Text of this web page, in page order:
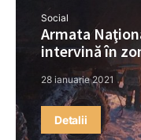
Social
Armata
intervină în
28 ianuarie 2021
Detalii